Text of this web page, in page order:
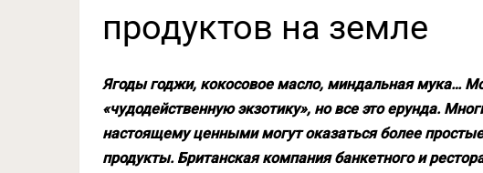
продуктов на земле
Ягоды годжи, кокосовое масло, миндальная мука…
«чудодейственную экзотику», но все это ерунда.
настоящему ценными могут оказаться более
продукты. Британская компания банкетного и